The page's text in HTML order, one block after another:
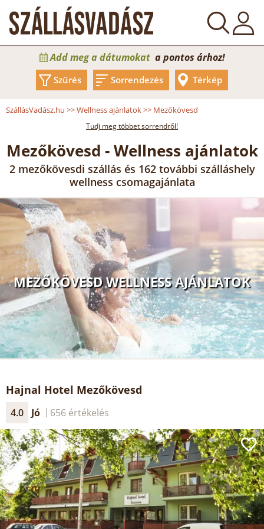
Add meg a dátumokat a pontos árhoz!
Szűrés Sorrendezés Térkép
SzállásVadász.hu >>Wellness ajánlatok>> Mezőkövesd
Tudj meg többet sorrendről!
Mezőkövesd - Wellness ajánlatok
2 mezőkövesdi szállás és 162 további szálláshely
wellness csomagajánlata
MEZŐKÖVESD WELLNESS AJÁNLATOK
Hajnal Hotel Mezőkövesd
4.0 Jó 656 értékelés